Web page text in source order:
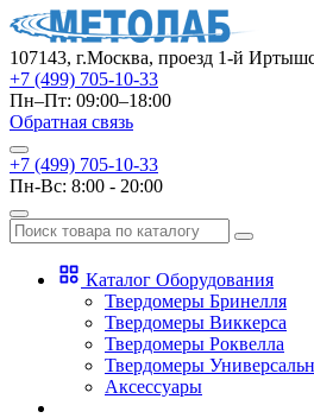
107143, г.Москва, проезд 1-й
+7 (499) 705-10-33
Пн–Пт: 09:00–18:00
Обратная связь
+7 (499) 705-10-33
Пн-Вс: 8:00 - 20:00
Каталог Оборудования
Твердомеры Бринелля
Твердомеры Виккерса
Твердомеры Роквелла
Твердомеры
Аксессуары